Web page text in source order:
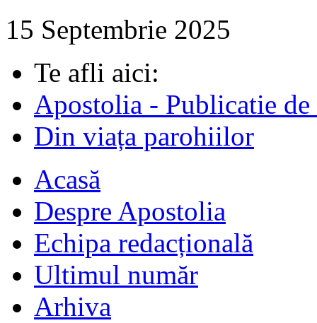
15 Septembrie 2025
Te afli aici:
Apostolia - Publicatie
Din viața parohiilor
Acasă
Despre Apostolia
Echipa redacțională
Ultimul număr
Arhiva